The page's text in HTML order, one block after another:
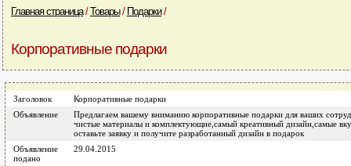
Главная страница/Товары/ Подарки/
Корпоративные подарки
Заголовок
Корпоративные подарки
Объявление
Предлагаем вашему вниманию корпоративные подарки для ваших
чистые материалы и комплектующие,самый креативный дизайн,самые
оставьте заявку и получите разработанный дизайн в подарок
Объявление
подано
29.04.2015